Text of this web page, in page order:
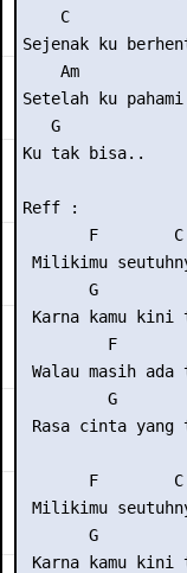
    C
Sejenak ku
    Am
Setelah ku pahami
   G
Ku tak bisa..
Reff :
       F        C
Milikimu
G
Karna kamu kini
F
Walau masih
G
Rasa cinta yang
       F        C
Milikimu
G
Karna kamu kini